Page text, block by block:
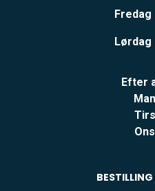
Fredag
Lørdag
Efter